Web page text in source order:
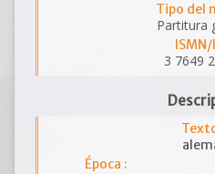
Tipo del
Partitura
ISMN/
3 7649
Época :